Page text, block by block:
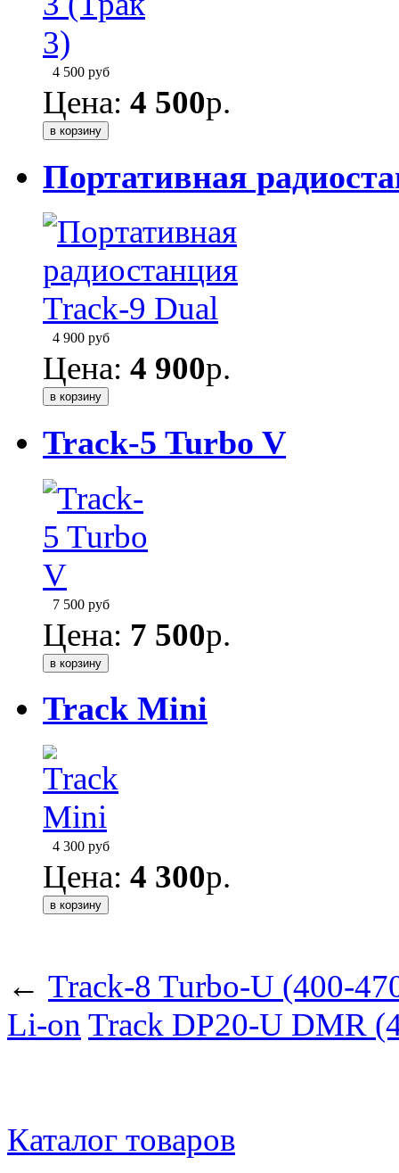
4 500 руб
Цена: 4 500р.
Портативная
4 900 руб
Цена: 4 900р.
Track-5 Turbo V
7 500 руб
Цена: 7 500р.
Track Mini
4 300 руб
Цена: 4 300р.
← Track-8 Turbo-U (400-
Li-on Track DP20-U DMR
Каталог товаров